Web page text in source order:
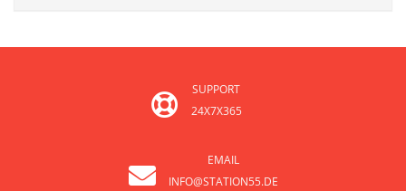
SUPPORT
24X7X365
EMAIL
INFO@STATION55.DE